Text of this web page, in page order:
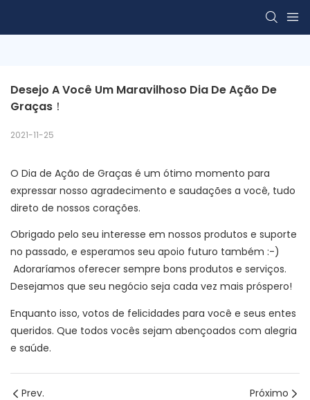
Desejo A Você Um Maravilhoso Dia De Ação De
Graças！
2021-11-25
O Dia de Ação de Graças é um ótimo momento para
expressar nosso agradecimento e saudações a você, tudo
direto de nossos corações.
Obrigado pelo seu interesse em nossos produtos e suporte
no passado, e esperamos seu apoio futuro também :-)
Adoraríamos oferecer sempre bons produtos e serviços.
Desejamos que seu negócio seja cada vez mais próspero!
Enquanto isso, votos de felicidades para você e seus entes
queridos. Que todos vocês sejam abençoados com alegria
e saúde.
Prev. Próximo